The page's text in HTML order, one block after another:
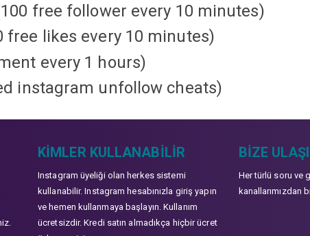
free follower every 10 minutes)
free likes every 10 minutes)
every 1 hours)
instagram unfollow cheats)
KIMLER KULLANABILIR
Instagram üyeliği olan herkes sistemi
kullanabilir. Instagram hesabınızla giriş yapın
ve hemen kullanmaya başlayın. Kullanım
ücretsizdir. Kredi satın almadıkça hiçbir ücret
BIZE
Her türlü soru ve
kanallarımızdan